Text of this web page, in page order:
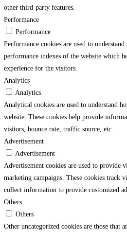
other third-party features.
Performance
Performance
Performance cookies are used to
performance indexes of the website which
experience for the visitors.
Analytics
Analytics
Analytical cookies are used to understand
website. These cookies help provide
visitors, bounce rate, traffic source, etc.
Advertisement
Advertisement
Advertisement cookies are used to provide
marketing campaigns. These cookies track
collect information to provide customized
Others
Others
Other uncategorized cookies are those that